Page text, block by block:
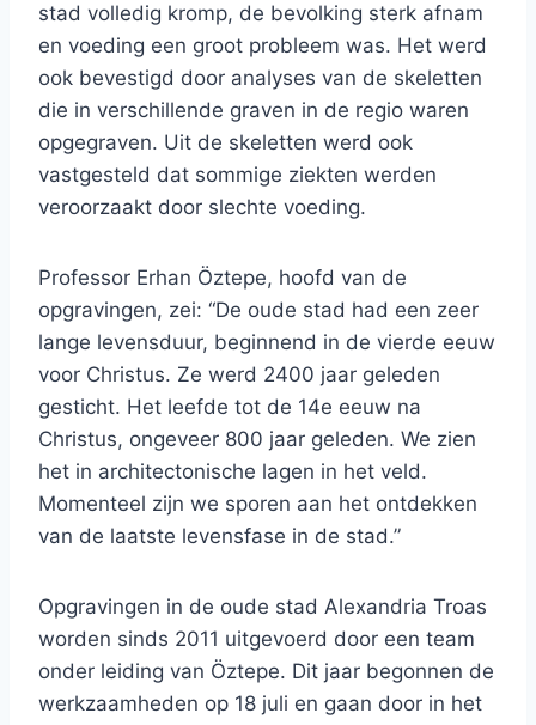
stad volledig kromp, de bevolking sterk afnam
en voeding een groot probleem was. Het werd
ook bevestigd door analyses van de skeletten
die in verschillende graven in de regio waren
opgegraven. Uit de skeletten werd ook
vastgesteld dat sommige ziekten werden
veroorzaakt door slechte voeding.
Professor Erhan Öztepe, hoofd van de
opgravingen, zei: “De oude stad had een zeer
lange levensduur, beginnend in de vierde eeuw
voor Christus. Ze werd 2400 jaar geleden
gesticht. Het leefde tot de 14e eeuw na
Christus, ongeveer 800 jaar geleden. We zien
het in architectonische lagen in het veld.
Momenteel zijn we sporen aan het ontdekken
van de laatste levensfase in de stad.”
Opgravingen in de oude stad Alexandria Troas
worden sinds 2011 uitgevoerd door een team
onder leiding van Öztepe. Dit jaar begonnen de
werkzaamheden op 18 juli en gaan door in het